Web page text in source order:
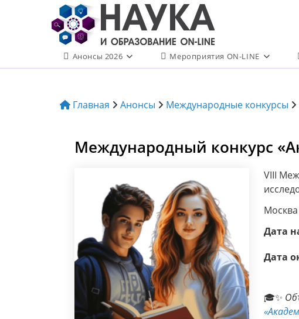
содержимому
Анонсы 2026 Мероприятия ON-LINE
Главная Анонсы Международные конкурсы
Международный конкурс
VIII
Москва
Дата
Дата
🎓✨